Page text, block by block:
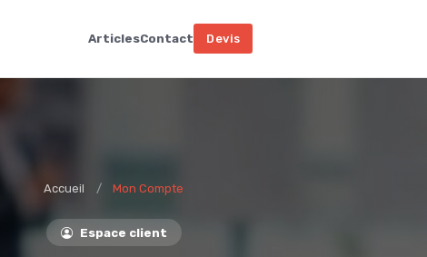
ArticlesContact Devis
Accueil Mon Compte
Espace client